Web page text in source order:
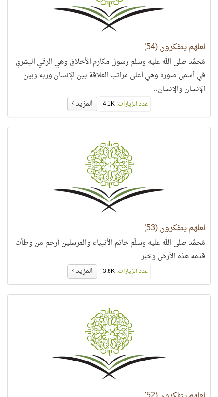
لعلهم يتفكرون (54)
مُحمَّد صلى الله عليه وسلم رسول مكارم الأخلاق وهي الرقي البشري
في أسمى صوره وهي أعلى مراتب العلاقة بين الإنسان وربه وبين
الإنسان والإنسان..
عدد الزيارات: المزيد
لعلهم يتفكرون (53)
مُحمَّد صلى الله عليه وسلّم خاتم الأنبياء والمرسلين أرحم من وطأت
قدمه هذه الأرض وخير....
عدد الزيارات: المزيد